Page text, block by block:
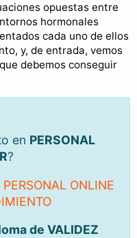
opuestas entre
hormonales
cada uno de ellos
y, de entrada, vemos
debemos conseguir
en PERSONAL
?
ONLINE
de VALIDEZ